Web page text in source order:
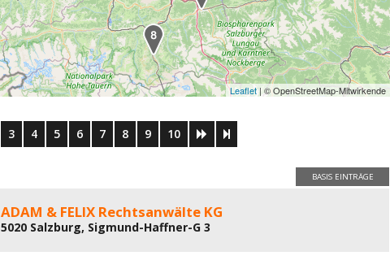
Leaflet| © OpenStreetMap-Mitwirkende
3 4 5 6 7 8 9 10
BASIS EINTRÄGE
ADAM & FELIX Rechtsanwälte KG
5020 Salzburg, Sigmund-Haffner-G 3